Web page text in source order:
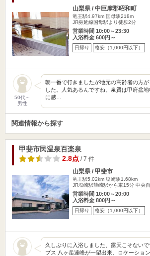
山梨県 / 中巨摩郡昭和町
竜王駅4.97km 国母駅218m
JR身延線国母駅より徒歩2分
営業時間 10:00～23:30
入浴料金 600円～
日帰り 格安（1,000円以下）
50代～
男性
朝一番で行きましたが地元の高齢者の方
した。人気あるんですね。泉質は甲府盆
に感…
関連情報から探す
甲斐市民温泉百楽泉
2.8点/ 7 件
山梨県 / 甲斐市
竜王駅5.02km 塩崎駅1.68km
JR塩崎駅韮崎駅から車15分 中央
営業時間 10:00～20:00
入浴料金 800円～
日帰り 格安（1,000円以下）
久しぶりに入浴しました、露天こそない
プス 八ヶ岳連峰が一望出来、ロケーショ